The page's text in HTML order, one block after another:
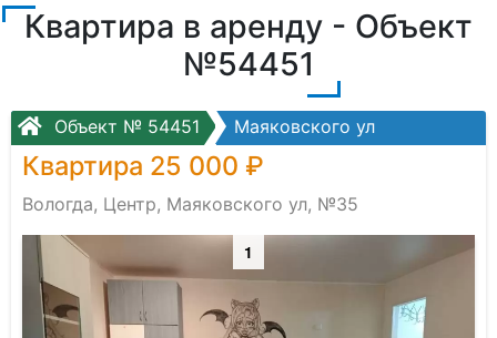
Квартира в аренду - Объект
№54451
Объект № 54451 Маяковского ул
Квартира 25 000 ₽
Вологда, Центр, Маяковского ул, №35
1